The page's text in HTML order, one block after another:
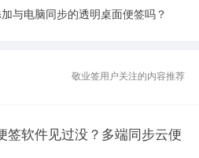
与电脑同步的透明桌面便签吗？
敬业签用户关注的内容推荐
签软件见过没？多端同步云便